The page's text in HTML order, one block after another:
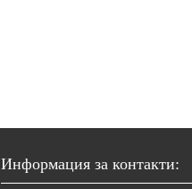
Информация за контакти: